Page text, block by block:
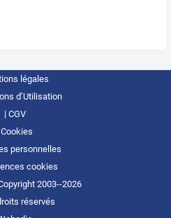
légales
d’Utilisation
CGV
Cookies
personnelles
cookies
2003--2026
réservés